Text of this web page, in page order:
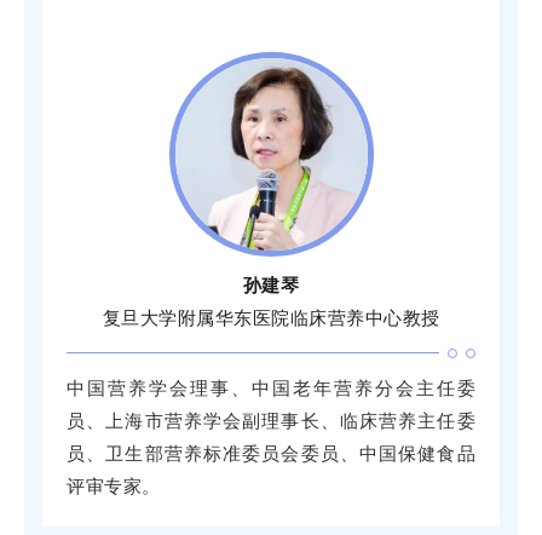
孙建琴
复旦大学附属华东医院临床营养中心教授
中国营养学会理事、中国老年营养分会主任委
员、上海市营养学会副理事长、临床营养主任委
员、卫生部营养标准委员会委员、中国保健食品
评审专家。